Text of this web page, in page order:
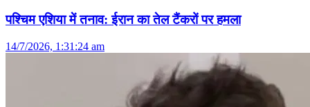
पश्चिम एशिया में तनाव: ईरान का तेल टैंकरों पर हमला
14/7/2026, 1:31:24 am